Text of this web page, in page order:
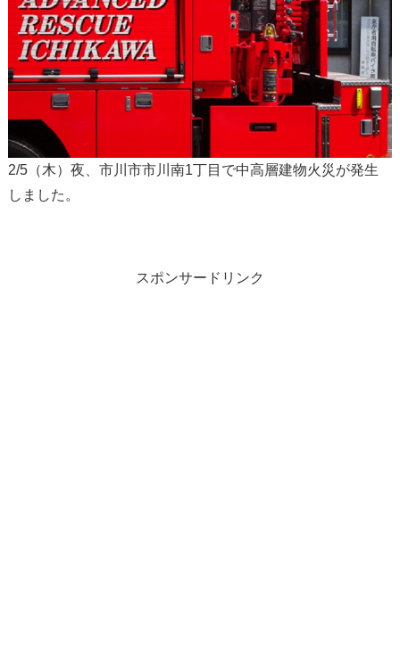
2/5（木）夜、市川市市川南1丁目で中高層建物火災が発生
しました。
スポンサードリンク